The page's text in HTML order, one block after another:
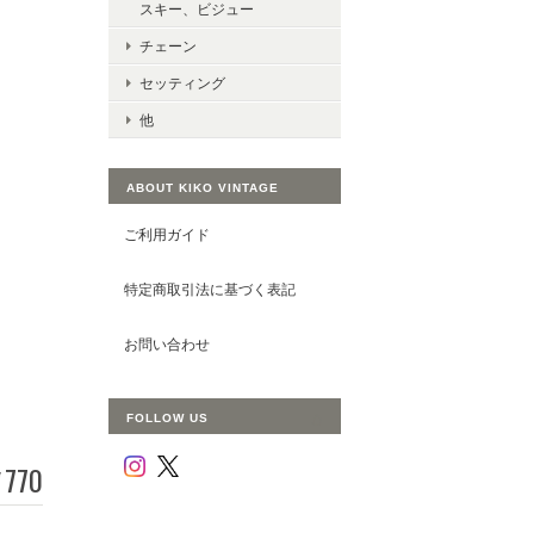
770
スキー、ビジュー
チェーン
セッティング
他
ABOUT KIKO VINTAGE
ご利用ガイド
特定商取引法に基づく表記
お問い合わせ
FOLLOW US